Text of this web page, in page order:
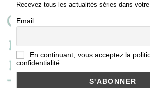
Recevez tous les actualités séries dans
Email
En continuant, vous acceptez la
confidentialité